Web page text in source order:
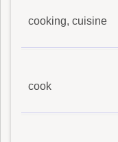
cooking, cuisine
cook